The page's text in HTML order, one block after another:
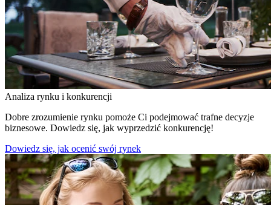
Analiza rynku i konkurencji
Dobre zrozumienie rynku pomoże Ci podejmować trafne decyzje
biznesowe. Dowiedz się, jak wyprzedzić konkurencję!
Dowiedz się, jak ocenić swój rynek